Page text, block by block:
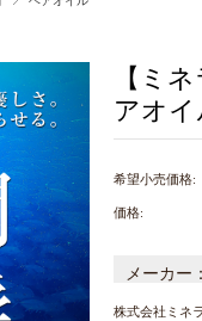
【ミ
アオ
希望小売価格:
価格:
メーカー
株式会社ミネ